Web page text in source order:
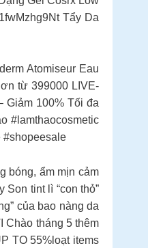
Tẩy Da
Atomiseur Eau
từ 399000 LIVE-
Giảm 100% Tối đa
#lamthaocosmetic
#shopeesale
bóng, ẩm mịn cảm
tint lì “con thỏ”
của bao nàng da
Chào tháng 5 thêm
TO 55%loạt items